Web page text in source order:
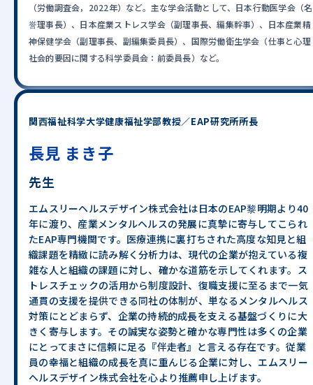
（労働調査会，2022年）など。主な学会活動として、日本行動医学会（名
誉理事長）、日本産業ストレス学会（副理事長、編集幹事）、日本産業精
神保健学会（副理事長、副編集委員長）、国際労働衛生学会（仕事と心理
社会的要因に関する科学委員会：前委員長）など。
関西福祉科学大学健康福祉学部教授／EAP研究所所長
長見 まき子
先生
エムスリーヘルスデザイン株式会社は日本のEAP黎明期より40
年に渡り、産業メンタルヘルスの発展に真摯に寄与してこられ
たEAP専門機関です。医療連携に裏打ちされた高度な知見と組
織課題を精緻に読み解く分析力は、現代の企業が抱えている複
雑な人と組織の課題に対し、確かな道筋を示してくれます。ス
トレスチェックの活用から制度設計、復職支援に至るまで一気
通貫の支援を提供できる同社の体制が、単なるメンタルヘルス
対策にとどまらず、企業の持続的成長を支える基盤づくりに大
きく寄与します。その誠実な姿勢と確かな専門性は多くの企業
にとってまさに信頼に足る『伴走者』と言える存在です。従業
員の幸福と組織の成長を真に重んじる企業に対し、エムスリー
ヘルスデザイン株式会社を心より推薦申し上げます。